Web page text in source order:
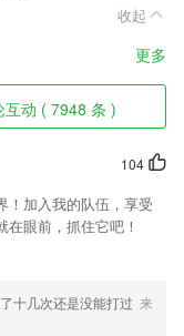
收起
更多
动 ( 7948 条 )
104
！加入我的队伍，享受
眼前，抓住它吧！
十几次还是没能打过 来